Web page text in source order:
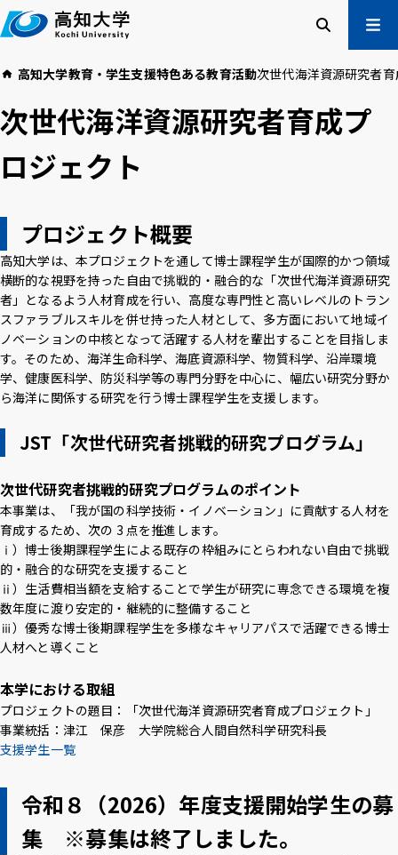
本
文
ニュー
在学生の方
卒業生の方
企業・一般の方
高知大学について
入試情報
教育・学生支援
研究・社会連携
国際交流
高知大学校友会
ご寄付のお願い
危機管理
プライバシーポリシーサイトマップ教職員・学生専用
Inst
agra
m
Face
boo
k
X
You
Tub
e
LINE
イベント お知らせ
言語 ： 日本語 English
文字サイズ ： 標準
背景色 ：
高知大学教育・学生支援特色ある教育活動次世代海洋資源研究者
次世代海洋資源研究者育成プ
ロジェクト
プロジェクト概要
高知大学は、本プロジェクトを通して博士課程学生が国際的かつ領域
横断的な視野を持った自由で挑戦的・融合的な「次世代海洋資源研究
者」となるよう人材育成を行い、高度な専門性と高いレベルのトラン
スファラブルスキルを併せ持った人材として、多方面において地域イ
ノベーションの中核となって活躍する人材を輩出することを目指しま
す。そのため、海洋生命科学、海底資源科学、物質科学、沿岸環境
学、健康医科学、防災科学等の専門分野を中心に、幅広い研究分野か
ら海洋に関係する研究を行う博士課程学生を支援します。
JST「次世代研究者挑戦的研究プログラム」
次世代研究者挑戦的研究プログラムのポイント
本事業は、「我が国の科学技術・イノベーション」に貢献する人材を
育成するため、次の 3 点を推進します。
ⅰ）博士後期課程学生による既存の枠組みにとらわれない自由で挑戦
的・融合的な研究を支援すること
ⅱ）生活費相当額を支給することで学生が研究に専念できる環境を複
数年度に渡り安定的・継続的に整備すること
ⅲ）優秀な博士後期課程学生を多様なキャリアパスで活躍できる博士
人材へと導くこと
本学における取組
プロジェクトの題目：「次世代海洋資源研究者育成プロジェクト」
事業統括：津江 保彦 大学院総合人間自然科学研究科長
支援学生一覧
令和８（2026）年度支援開始学生の募
集 ※募集は終了しました。